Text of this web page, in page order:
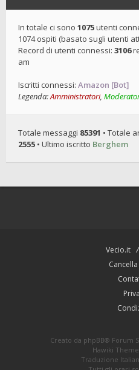
In totale ci sono 1075utenti
1074 ospiti (basato sugli utenti
Record di utenti connessi: 3106
am
Iscritti connessi: Amazon [Bot]
Legenda:Amministratori,
Totale messaggi 85391 • Totale
2555 • Ultimo iscritto Berghem
Vecio.it
Creato da phpBB® Forum
Hawiki
Traduzione